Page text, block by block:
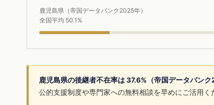
鹿児島県（帝国データバンク2025年）
全国平均 50.1%
鹿児島県の後継者不在率は 37.6%（帝国データバンク
公的支援制度や専門家への無料相談を早めにご活用く